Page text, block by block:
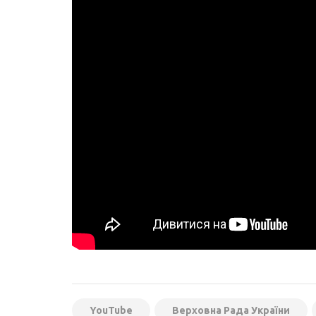
YouTube Верховна Рада України